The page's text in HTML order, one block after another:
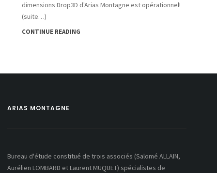
dimensions Drop3D d'Arias Montagne est opérationnel!
(suite…)
CONTINUE READING
ARIAS MONTAGNE
Bureau d'étude constitué de trois associés (Salomé ALLAIN,
Aurélien LOMBARD et Laurent MUQUET) spécialistes de